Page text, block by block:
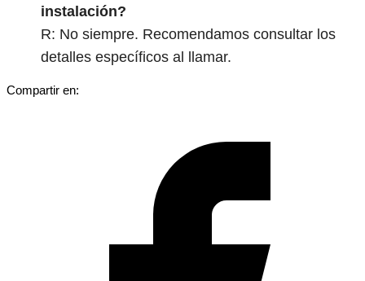
instalación?
R: No siempre. Recomendamos consultar los
detalles específicos al llamar.
Compartir en: